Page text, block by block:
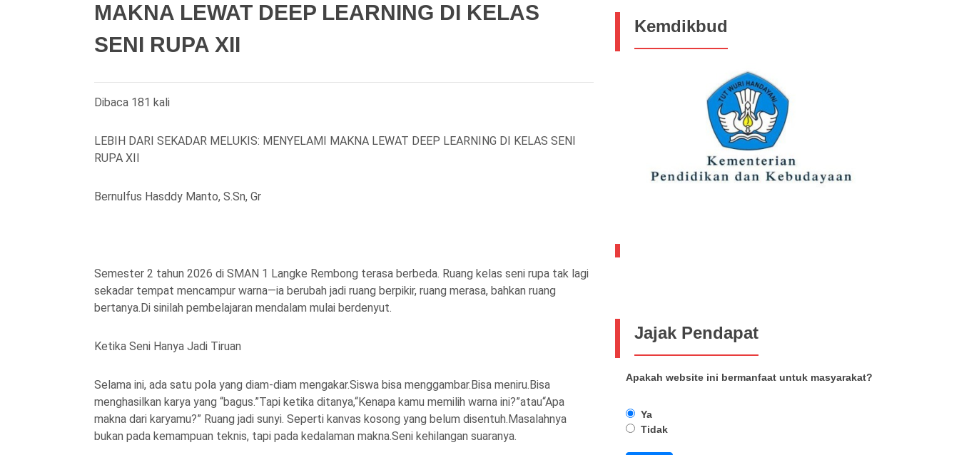
MAKNA LEWAT DEEP LEARNING DI KELAS
SENI RUPA XII
Dibaca 181 kali
LEBIH DARI SEKADAR MELUKIS: MENYELAMI MAKNA LEWAT DEEP LEARNING DI KELAS SENI
RUPA XII
Bernulfus Hasddy Manto, S.Sn, Gr
Semester 2 tahun 2026 di SMAN 1 Langke Rembong terasa berbeda. Ruang kelas seni rupa tak lagi
sekadar tempat mencampur warna—ia berubah jadi ruang berpikir, ruang merasa, bahkan ruang
bertanya.Di sinilah pembelajaran mendalam mulai berdenyut.
Ketika Seni Hanya Jadi Tiruan
Selama ini, ada satu pola yang diam-diam mengakar.Siswa bisa menggambar.Bisa meniru.Bisa
menghasilkan karya yang “bagus.”Tapi ketika ditanya,“Kenapa kamu memilih warna ini?”atau“Apa
makna dari karyamu?” Ruang jadi sunyi. Seperti kanvas kosong yang belum disentuh.Masalahnya
bukan pada kemampuan teknis, tapi pada kedalaman makna.Seni kehilangan suaranya.
Kemdikbud
Jajak Pendapat
Apakah website ini bermanfaat untuk masyarakat?
Ya
Tidak